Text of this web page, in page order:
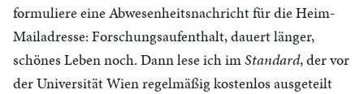
formuliere eine Abwesenheitsnachricht für die Heim-
Mailadresse: Forschungsaufenthalt, dauert länger,
schönes Leben noch. Dann lese ich imStandard, der vor
der Universität Wien regelmäßig kostenlos ausgeteilt